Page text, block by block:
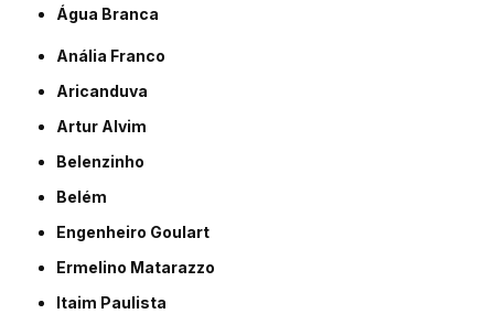
Água Branca
Anália Franco
Aricanduva
Artur Alvim
Belenzinho
Belém
Engenheiro Goulart
Ermelino Matarazzo
Itaim Paulista